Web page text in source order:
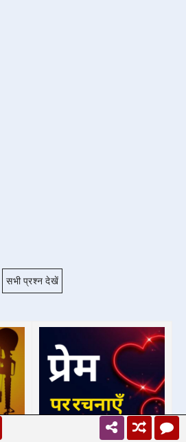
सभी प्रश्न देखें